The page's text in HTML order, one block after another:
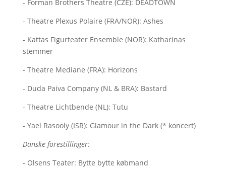
- Forman Brothers Theatre (CZE): DEADTOWN
- Theatre Plexus Polaire (FRA/NOR): Ashes
- Kattas Figurteater Ensemble (NOR): Katharinas
stemmer
- Theatre Mediane (FRA): Horizons
- Duda Paiva Company (NL & BRA): Bastard
- Theatre Lichtbende (NL): Tutu
- Yael Rasooly (ISR): Glamour in the Dark (* koncert)
Danske forestillinger:
- Olsens Teater: Bytte bytte købmand